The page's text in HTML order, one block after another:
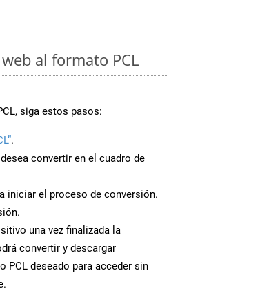
al formato PCL
siga estos pasos:
.
convertir en el cuadro de
iniciar el proceso de conversión.
una vez finalizada la
convertir y descargar
PCL deseado para acceder sin